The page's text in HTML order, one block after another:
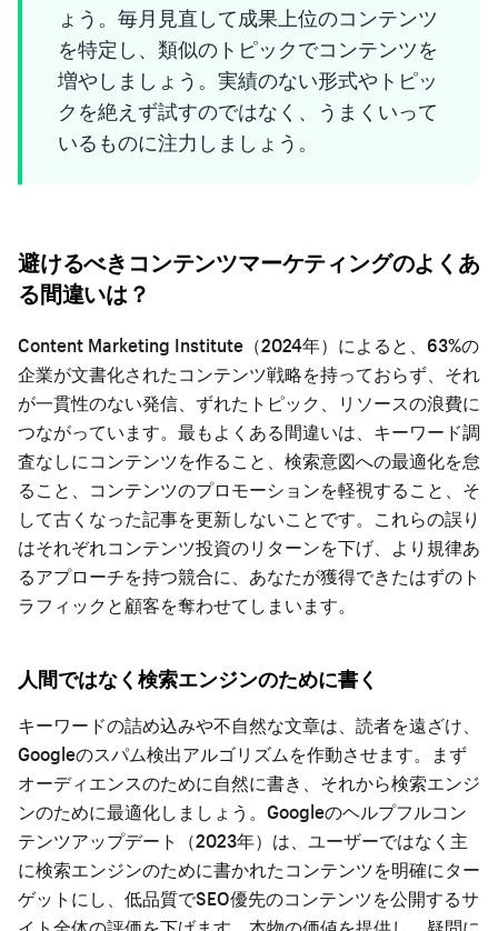
ょう。毎月見直して成果上位のコンテンツ
を特定し、類似のトピックでコンテンツを
増やしましょう。実績のない形式やトピッ
クを絶えず試すのではなく、うまくいって
いるものに注力しましょう。
避けるべきコンテンツマーケティングのよくあ
る間違いは？
Content Marketing Institute（2024年）によると、63%の
企業が文書化されたコンテンツ戦略を持っておらず、それ
が一貫性のない発信、ずれたトピック、リソースの浪費に
つながっています。最もよくある間違いは、キーワード調
査なしにコンテンツを作ること、検索意図への最適化を怠
ること、コンテンツのプロモーションを軽視すること、そ
して古くなった記事を更新しないことです。これらの誤り
はそれぞれコンテンツ投資のリターンを下げ、より規律あ
るアプローチを持つ競合に、あなたが獲得できたはずのト
ラフィックと顧客を奪わせてしまいます。
人間ではなく検索エンジンのために書く
キーワードの詰め込みや不自然な文章は、読者を遠ざけ、
Googleのスパム検出アルゴリズムを作動させます。まず
オーディエンスのために自然に書き、それから検索エンジ
ンのために最適化しましょう。Googleのヘルプフルコン
テンツアップデート（2023年）は、ユーザーではなく主
に検索エンジンのために書かれたコンテンツを明確にター
ゲットにし、低品質でSEO優先のコンテンツを公開するサ